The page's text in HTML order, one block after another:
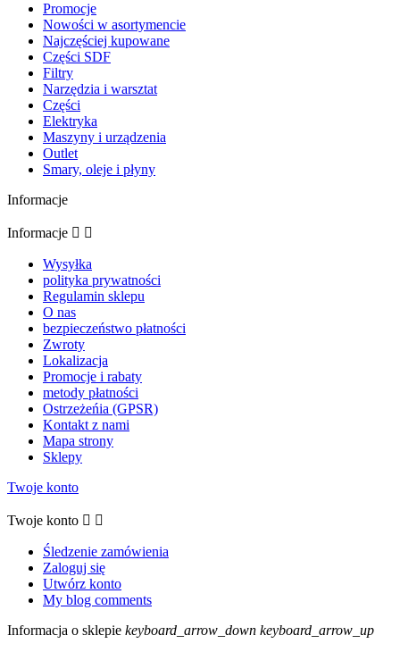
Promocje
Nowości w asortymencie
Najczęściej kupowane
Części SDF
Filtry
Narzędzia i warsztat
Części
Elektryka
Maszyny i urządzenia
Outlet
Smary, oleje i płyny
Informacje
Informacje  
Wysyłka
polityka prywatności
Regulamin sklepu
O nas
bezpieczeństwo płatności
Zwroty
Lokalizacja
Promocje i rabaty
metody płatności
Ostrzeżeńia (GPSR)
Kontakt z nami
Mapa strony
Sklepy
Twoje konto
Twoje konto  
Śledzenie zamówienia
Zaloguj się
Utwórz konto
My blog comments
Informacja o sklepie keyboard_arrow_down keyboard_arrow_up